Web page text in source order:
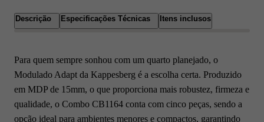
Descrição Especificações Técnicas Itens inclusos
Para quem sempre sonhou com um quarto planejado, o
Modulado Adapt da Kappesberg é a escolha certa. Produzido
em MDP de 15mm, o que proporciona mais robustez, firmeza e
qualidade, o Combo CB1164 conta com cinco peças, sendo a
opção ideal para ambientes menores e compactos, garantindo